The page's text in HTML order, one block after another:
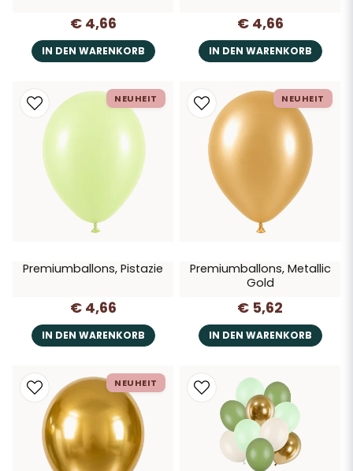
€ 4,66
IN DEN WARENKORB
€ 4,66
IN DEN WARENKORB
Premiumballons, Pistazie
€ 4,66
IN DEN WARENKORB
NEUHEIT
Premiumballons, Metallic
Gold
€ 5,62
IN DEN WARENKORB
NEUHEIT
NEUHEIT